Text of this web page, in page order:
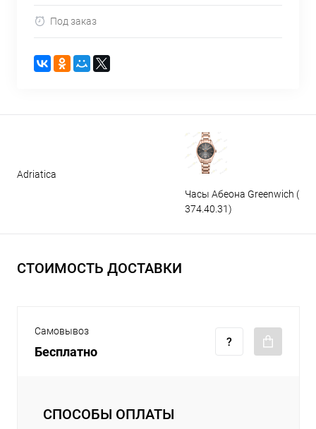
Под заказ
Adriatica
Часы Абеона Greenwich (GW
374.40.31)
СТОИМОСТЬ ДОСТАВКИ
Самовывоз
Бесплатно
СПОСОБЫ ОПЛАТЫ